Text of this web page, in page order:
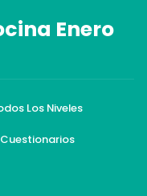
Enero
Los Niveles